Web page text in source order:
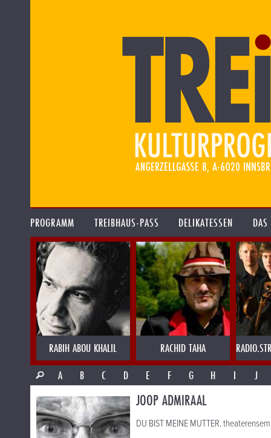
PROGRAMM TREIBHAUS-PASS DELIKATESSEN
RABIH ABOU KHALIL RACHID TAHA
A
B C D E F G H I J
JOOP ADMIRAAL
DU BIST MEINE MUTTER.